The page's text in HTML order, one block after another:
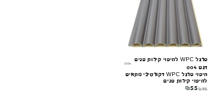
סרגל WPC לחיפוי קירות פנים
דגם 004
004
חיפוי סרגל WPC דקורטיבי מתאים
לחיפוי קירות פנים
₪75
₪55